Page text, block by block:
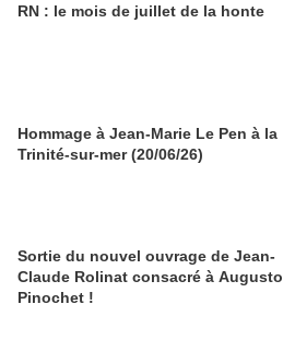
RN : le mois de juillet de la honte
Hommage à Jean-Marie Le Pen à la
Trinité-sur-mer (20/06/26)
Sortie du nouvel ouvrage de Jean-
Claude Rolinat consacré à Augusto
Pinochet !